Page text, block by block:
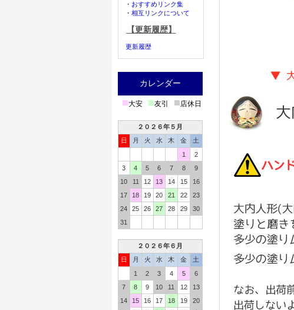
・ おすすめリンク集
・ 相互リンクについて
【更新履歴】
更新履歴
カレンダー
■大安 ■友引 ■店休日
２０２６年５月
日
月 火 水 木 金
土
1
2
3
4 5 6 7 8
9
10
11 12 13 14 15
16
17
18 19 20 21 22
23
24
25 26 27 28 29
30
31
２０２６年６月
日
月 火 水 木 金
土
1
2 3 4 5
6
7
8 9 10 11 12
13
14
15 16 17 18 19
20